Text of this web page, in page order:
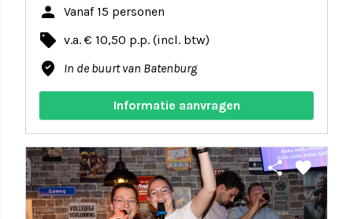
person Vanaf 15 personen
local_offer v.a. € 10,50 p.p. (incl. btw)
where_to_vote In de buurt van Batenburg
Informatie aanvragen
share favorite